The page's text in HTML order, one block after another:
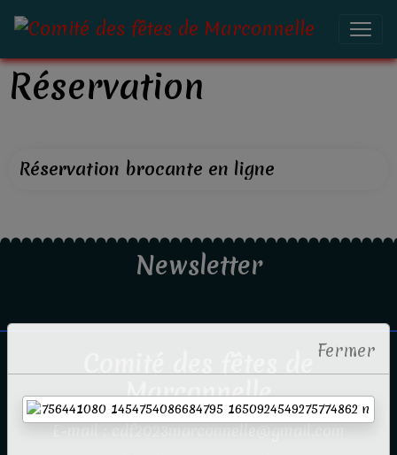
Réservation
Réservation brocante en ligne
Newsletter
Marconnelle
E-mail : cdf2023marconnelle@gmail.com
Fermer